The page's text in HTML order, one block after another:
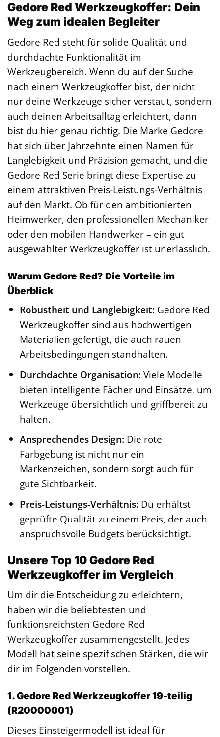
Gedore Red Werkzeugkoffer: Dein
Weg zum idealen Begleiter
Gedore Red steht für solide Qualität und
durchdachte Funktionalität im
Werkzeugbereich. Wenn du auf der Suche
nach einem Werkzeugkoffer bist, der nicht
nur deine Werkzeuge sicher verstaut, sondern
auch deinen Arbeitsalltag erleichtert, dann
bist du hier genau richtig. Die Marke Gedore
hat sich über Jahrzehnte einen Namen für
Langlebigkeit und Präzision gemacht, und die
Gedore Red Serie bringt diese Expertise zu
einem attraktiven Preis-Leistungs-Verhältnis
auf den Markt. Ob für den ambitionierten
Heimwerker, den professionellen Mechaniker
oder den mobilen Handwerker – ein gut
ausgewählter Werkzeugkoffer ist unerlässlich.
Warum Gedore Red? Die Vorteile im
Überblick
Robustheit und Langlebigkeit: Gedore Red
Werkzeugkoffer sind aus hochwertigen
Materialien gefertigt, die auch rauen
Arbeitsbedingungen standhalten.
Durchdachte Organisation: Viele Modelle
bieten intelligente Fächer und Einsätze, um
Werkzeuge übersichtlich und griffbereit zu
halten.
Ansprechendes Design: Die rote
Farbgebung ist nicht nur ein
Markenzeichen, sondern sorgt auch für
gute Sichtbarkeit.
Preis-Leistungs-Verhältnis: Du erhältst
geprüfte Qualität zu einem Preis, der auch
anspruchsvolle Budgets berücksichtigt.
Unsere Top 10 Gedore Red
Werkzeugkoffer im Vergleich
Um dir die Entscheidung zu erleichtern,
haben wir die beliebtesten und
funktionsreichsten Gedore Red
Werkzeugkoffer zusammengestellt. Jedes
Modell hat seine spezifischen Stärken, die wir
dir im Folgenden vorstellen.
1. Gedore Red Werkzeugkoffer 19-teilig
(R20000001)
Dieses Einsteigermodell ist ideal für